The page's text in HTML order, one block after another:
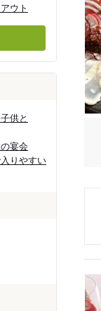
ウト
供と
宴会
りやすい